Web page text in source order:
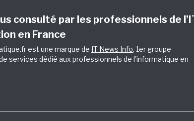
consulté par les professionnels de
en France
est une marque de IT News Info, 1er groupe
services dédié aux professionnels de l'informatique en